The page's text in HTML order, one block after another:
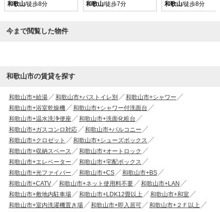
和歌山/徒歩8分
和歌山/徒歩7分
和歌山/徒歩8分
今まで閲覧した物件
和歌山市の賃貸を探す
和歌山市+給湯 和歌山市+バストイレ別
和歌山市+シャワー
和歌山市+浴室乾燥機
和歌山市+シャワー付洗面台
和歌山市+温水洗浄便座
和歌山市+洗面化粧台
和歌山市+ガスコンロ対応
和歌山市+バルコニー
和歌山市+クロゼット
和歌山市+シューズボックス
和歌山市+収納スペース
和歌山市+オートロック
和歌山市+エレベーター
和歌山市+宅配ボックス
和歌山市+光ファイバー
和歌山市+CS
和歌山市+BS
和歌山市+CATV
和歌山市+ネット使用料不要
和歌山市+LAN
和歌山市+敷地内駐車場
和歌山市+LDK12畳以上
和歌山市+和室
和歌山市+室内洗濯機置き場
和歌山市+即入居可
和歌山市+２Ｆ以上